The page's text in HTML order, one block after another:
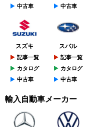
中古車
中古車
スズキ
記事一覧
カタログ
中古車
スバル
記事一覧
カタログ
中古車
輸入自動車メーカー